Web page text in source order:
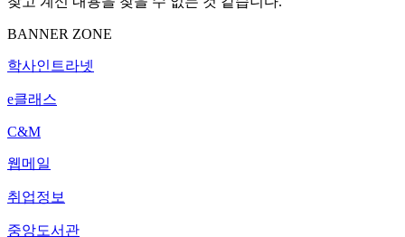
BANNER ZONE
학사인트라넷
e클래스
C&M
웹메일
취업정보
중앙도서관